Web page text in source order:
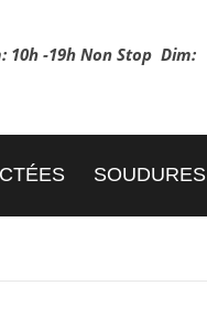
10h -19h Non Stop Dim:
SOUDURES